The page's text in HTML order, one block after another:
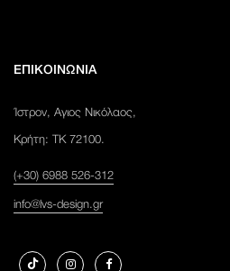
ΕΠΙΚΟΙΝΩΝΙΑ
Ίστρον, Αγιος Νικόλαος,
Κρήτη: ΤΚ 72100.
(+30) 6988 526-312
info@lvs-design.gr